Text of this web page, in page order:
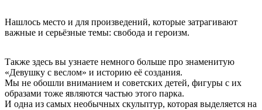
Нашлось место и для произведений, которые затрагивают
важные и серьёзные темы: свобода и героизм.
Также здесь вы узнаете немного больше про знаменитую
«Девушку с веслом» и историю её создания.
Мы не обошли вниманием и советских детей, фигуры с их
образами тоже являются частью этого парка.
И одна из самых необычных скульптур, которая выделяется на